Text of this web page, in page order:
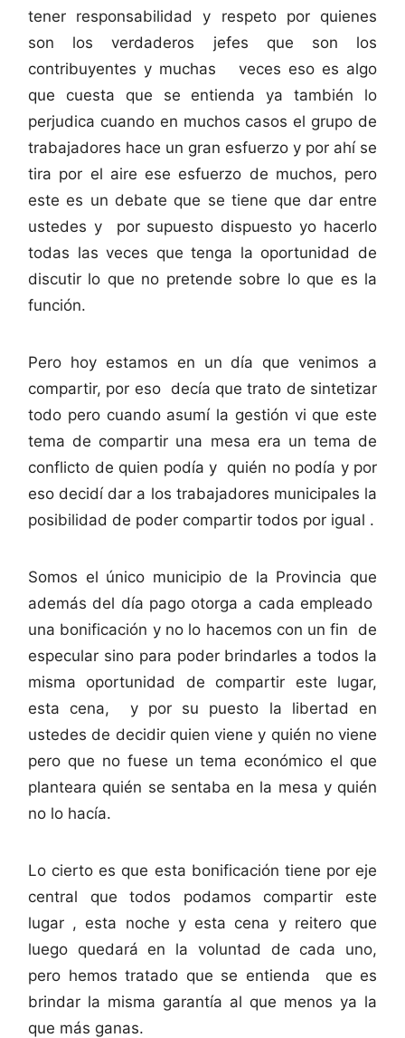
tener responsabilidad y respeto por quienes
son los verdaderos jefes que son los
contribuyentes y muchas veces eso es algo
que cuesta que se entienda ya también lo
perjudica cuando en muchos casos el grupo de
trabajadores hace un gran esfuerzo y por ahí se
tira por el aire ese esfuerzo de muchos, pero
este es un debate que se tiene que dar entre
ustedes y por supuesto dispuesto yo hacerlo
todas las veces que tenga la oportunidad de
discutir lo que no pretende sobre lo que es la
función.
Pero hoy estamos en un día que venimos a
compartir, por eso decía que trato de sintetizar
todo pero cuando asumí la gestión vi que este
tema de compartir una mesa era un tema de
conflicto de quien podía y quién no podía y por
eso decidí dar a los trabajadores municipales la
posibilidad de poder compartir todos por igual .
Somos el único municipio de la Provincia que
además del día pago otorga a cada empleado
una bonificación y no lo hacemos con un fin de
especular sino para poder brindarles a todos la
misma oportunidad de compartir este lugar,
esta cena, y por su puesto la libertad en
ustedes de decidir quien viene y quién no viene
pero que no fuese un tema económico el que
planteara quién se sentaba en la mesa y quién
no lo hacía.
Lo cierto es que esta bonificación tiene por eje
central que todos podamos compartir este
lugar , esta noche y esta cena y reitero que
luego quedará en la voluntad de cada uno,
pero hemos tratado que se entienda que es
brindar la misma garantía al que menos ya la
que más ganas.